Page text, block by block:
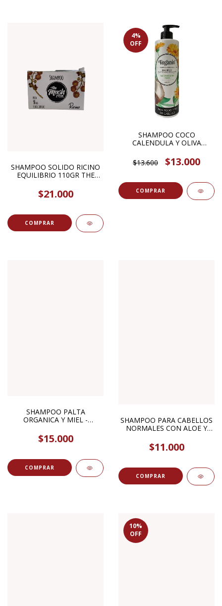
SHAMPOO SOLIDO RICINO
EQUILIBRIO 110GR THE
$21.000
4%
OFF
SHAMPOO COCO
CALENDULA Y OLIVA
$13.600
$13.000
SHAMPOO PALTA
ORGANICA Y MIEL -
ORGANIC SHOP
$15.000
SHAMPOO PARA CABELLOS
NORMALES CON ALOE Y
HIERBAS DEL OASIS
$11.000
10%
OFF